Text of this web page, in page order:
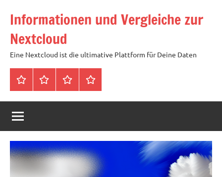
Inhalt
springen
Informationen und Vergleiche zur
Nextcloud
Eine Nextcloud ist die ultimative Plattform für Deine Daten
StartseiteNeuste
Artikel
Cloud
mit
Speicher
für
Tags